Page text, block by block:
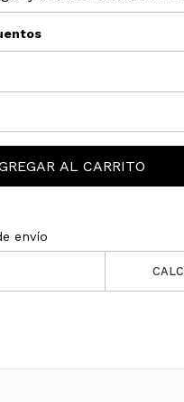
AL CARRITO
envío